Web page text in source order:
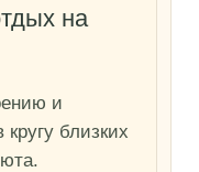
на
и
близких